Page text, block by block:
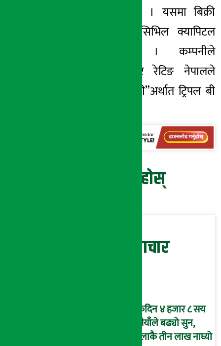
अनुमति मागेको हो । यसमा बिक्री
प्रबन्धकको काम सिभिल क्यापिटल
मार्केटले गर्नेछ । कम्पनीले
आइपीओलाई केयर रेटिङ नेपालले
“केयर एनपी बीबीबी”अर्थात ट्रिपल बी
प्रतिक्रिया दिनुहोस्
सम्बन्धित समाचार
एकैदिन ४ हजार ८ सय
रुपैयाँले बढ्यो सुन,
तोलाकै तीन लाख नाघ्यो